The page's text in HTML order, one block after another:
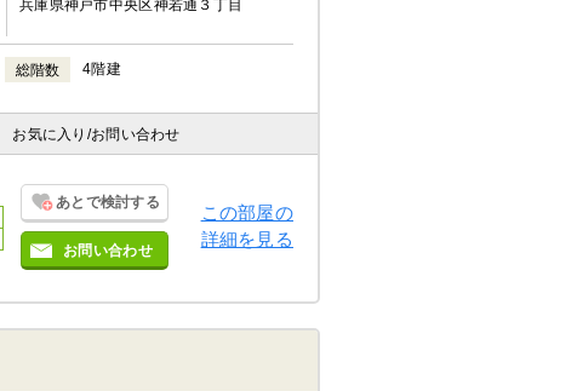
兵庫県神戸市中央区神若通３丁目
総階数 4階建
お気に入り /お問い合わせ
あとで検討する
お問い合わせ
この部屋の
詳細を見る